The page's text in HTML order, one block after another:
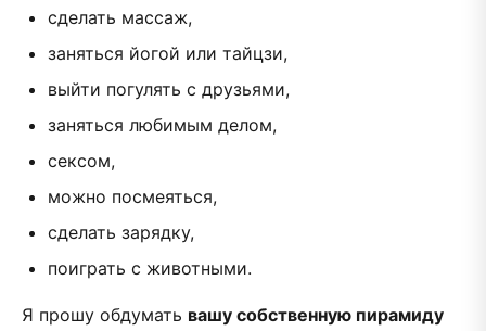
сделать массаж,
заняться йогой или тайцзи,
выйти погулять с друзьями,
заняться любимым делом,
сексом,
можно посмеяться,
сделать зарядку,
поиграть с животными.
Я прошу обдумать вашу собственную пирамиду